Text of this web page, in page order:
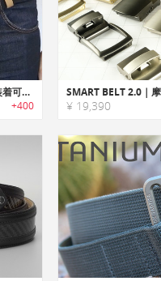
LINK｜伸縮性に優れ簡単に装着可能なマグネットベルト「リンク」
+400 ¥ 19,390